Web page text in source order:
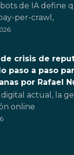
de IA define
per-crawl,
crisis de
paso a paso
por Rafael
actual, la
online